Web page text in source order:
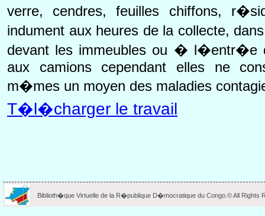
verre, cendres, feuilles chiffons,
indument aux heures de la collecte,
devant les immeubles ou � l�entr�e
aux camions cependant elles ne
m�mes un moyen des maladies
T�l�charger le travail
Biblioth�que Virtuelle de la R�publique D�mocratique du Congo.© All Rights